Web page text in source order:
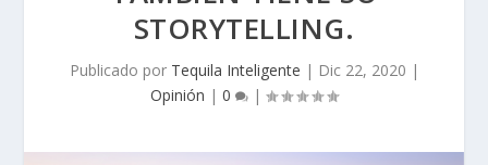
STORYTELLING.
Publicado por Tequila Inteligente | Dic 22, 2020 |
Opinión | 0 |